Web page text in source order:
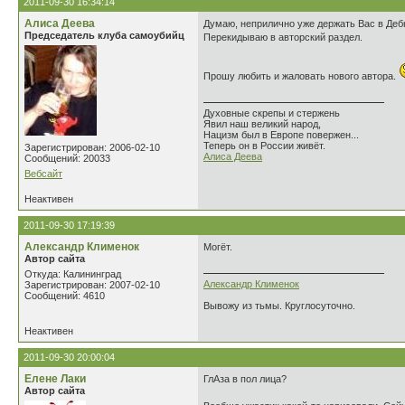
Алиса Деева
Председатель клуба самоубийц
Зарегистрирован: 2006-02-10
Сообщений: 20033
Вебсайт
Думаю, неприлично уже держать Вас в
Перекидываю в авторский раздел.
Прошу любить и жаловать нового автора.
Духовные скрепы и стержень
Явил наш великий народ,
Нацизм был в Европе повержен...
Теперь он в России живёт.
Алиса Деева
Неактивен
2011-09-30 17:19:39
Александр Клименок
Автор сайта
Откуда: Калининград
Зарегистрирован: 2007-02-10
Сообщений: 4610
Могёт.
Александр Клименок
Вывожу из тьмы. Круглосуточно.
Неактивен
2011-09-30 20:00:04
Елене Лаки
Автор сайта
ГлАза в пол лица?